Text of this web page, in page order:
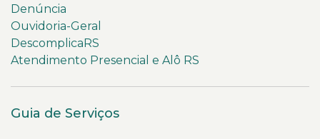
Denúncia
Ouvidoria-Geral
DescomplicaRS
Atendimento Presencial e Alô RS
Guia de Serviços